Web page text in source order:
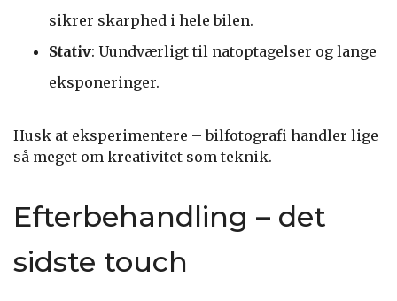
sikrer skarphed i hele bilen.
Stativ: Uundværligt til natoptagelser og lange
eksponeringer.
Husk at eksperimentere – bilfotografi handler lige
så meget om kreativitet som teknik.
Efterbehandling – det
sidste touch